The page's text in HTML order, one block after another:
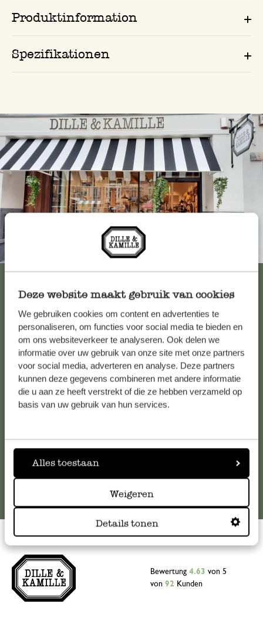
Deze website maakt gebruik van cookies
We gebruiken cookies om content en advertenties te
personaliseren, om functies voor social media te bieden en
om ons websiteverkeer te analyseren. Ook delen we
informatie over uw gebruik van onze site met onze partners
voor social media, adverteren en analyse. Deze partners
kunnen deze gegevens combineren met andere informatie
die u aan ze heeft verstrekt of die ze hebben verzameld op
basis van uw gebruik van hun services.
Alles toestaan
Weigeren
Details tonen
Produktinformation
Spezifikationen
Immer in der Nähe
Kundenservice/Hilfe
Falls Sie Fragen haben oder Tipps und Hilfe brauchen, wenden
Sie sich bitte an unseren Kundenservice. Oder lesen Sie hier
die Antworten auf häufig gestellte Fragen
Bewertung 4.63 von 5
von 92 Kunden